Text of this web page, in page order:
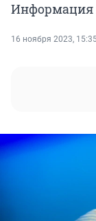
Информация
16 ноября 2023,